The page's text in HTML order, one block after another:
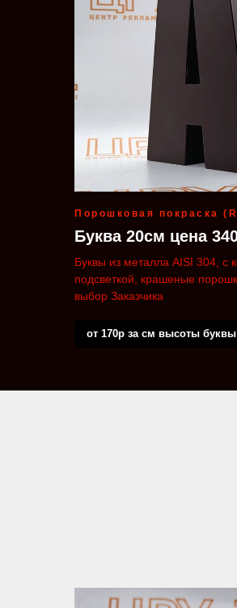
Порошковая покраска
Буква 20см цена
Буквы из металла AISI 304, с
подсветкой, крашеные
выбор Заказчика
от 170р за см высоты буквы